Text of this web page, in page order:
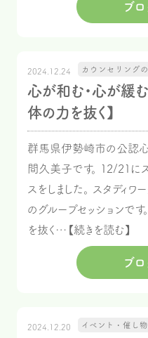
ブ
2024.12.24 カウンセリング
心が和む・心が緩
体の力を抜く】
群馬県伊勢崎市の公認心
間久美子です。 12/21にス
スをしました。 スタディワ
のグループセッションで
を抜く…【続きを読む】
ブ
2024.12.20 イベント・催し物